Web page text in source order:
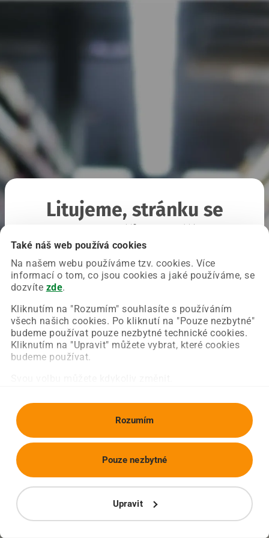
Také náš web používá cookies
Na našem webu používáme tzv. cookies. Více
informací o tom, co jsou cookies a jaké používáme, se
dozvíte zde.
Kliknutím na "Rozumím" souhlasíte s používáním
všech našich cookies. Po kliknutí na "Pouze nezbytné"
budeme používat pouze nezbytné technické cookies.
Kliknutím na "Upravit" můžete vybrat, které cookies
budeme používat.
Rozumím
Upravit
Pouze nezbytné
Litujeme, stránku se
Chyba nastala na naší straně a už ji opravujeme.
Zkuste prosím znovu načíst požadovanou stránku.
Obnovit stránku Úvodní strana